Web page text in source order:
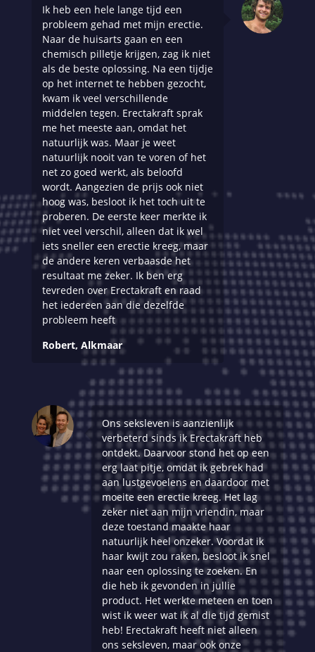
Ik heb een hele lange tijd een
probleem gehad met mijn erectie.
Naar de huisarts gaan en een
chemisch pilletje krijgen, zag ik niet
als de beste oplossing. Na een tijdje
op het internet te hebben gezocht,
kwam ik veel verschillende
middelen tegen. Erectakraft sprak
me het meeste aan, omdat het
natuurlijk was. Maar je weet
natuurlijk nooit van te voren of het
net zo goed werkt, als beloofd
wordt. Aangezien de prijs ook niet
hoog was, besloot ik het toch uit te
proberen. De eerste keer merkte ik
niet veel verschil, alleen dat ik wel
iets sneller een erectie kreeg, maar
de andere keren verbaasde het
resultaat me zeker. Ik ben erg
tevreden over Erectakraft en raad
het iedereen aan die dezelfde
probleem heeft
Robert, Alkmaar
Ons seksleven is aanzienlijk
verbeterd sinds ik Erectakraft heb
ontdekt. Daarvoor stond het op een
erg laat pitje, omdat ik gebrek had
aan lustgevoelens en daardoor met
moeite een erectie kreeg. Het lag
zeker niet aan mijn vriendin, maar
deze toestand maakte haar
natuurlijk heel onzeker. Voordat ik
haar kwijt zou raken, besloot ik snel
naar een oplossing te zoeken. En
die heb ik gevonden in jullie
product. Het werkte meteen en toen
wist ik weer wat ik al die tijd gemist
heb! Erectakraft heeft niet alleen
ons seksleven, maar ook onze